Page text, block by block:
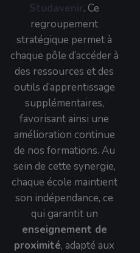
Studavenir. Ce
regroupement
stratégique permet à
chaque pôle d’accéder à
des ressources et des
outils d’apprentissage
supplémentaires,
favorisant ainsi une
amélioration continue
de nos formations. Au
sein de cette synergie,
chaque école maintient
son indépendance, ce
qui garantit un
enseignement de
proximité, adapté aux